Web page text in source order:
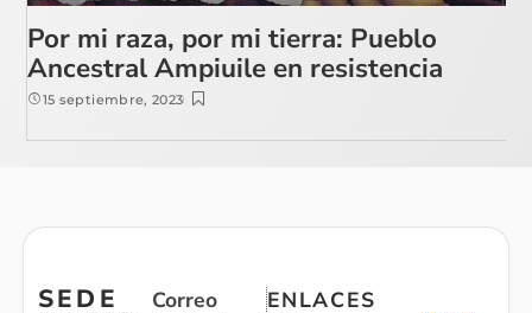
Por mi raza, por mi tierra: Pueblo
Ancestral Ampiuile en resistencia
15 septiembre, 2023
SEDE
Correo
ENLACES